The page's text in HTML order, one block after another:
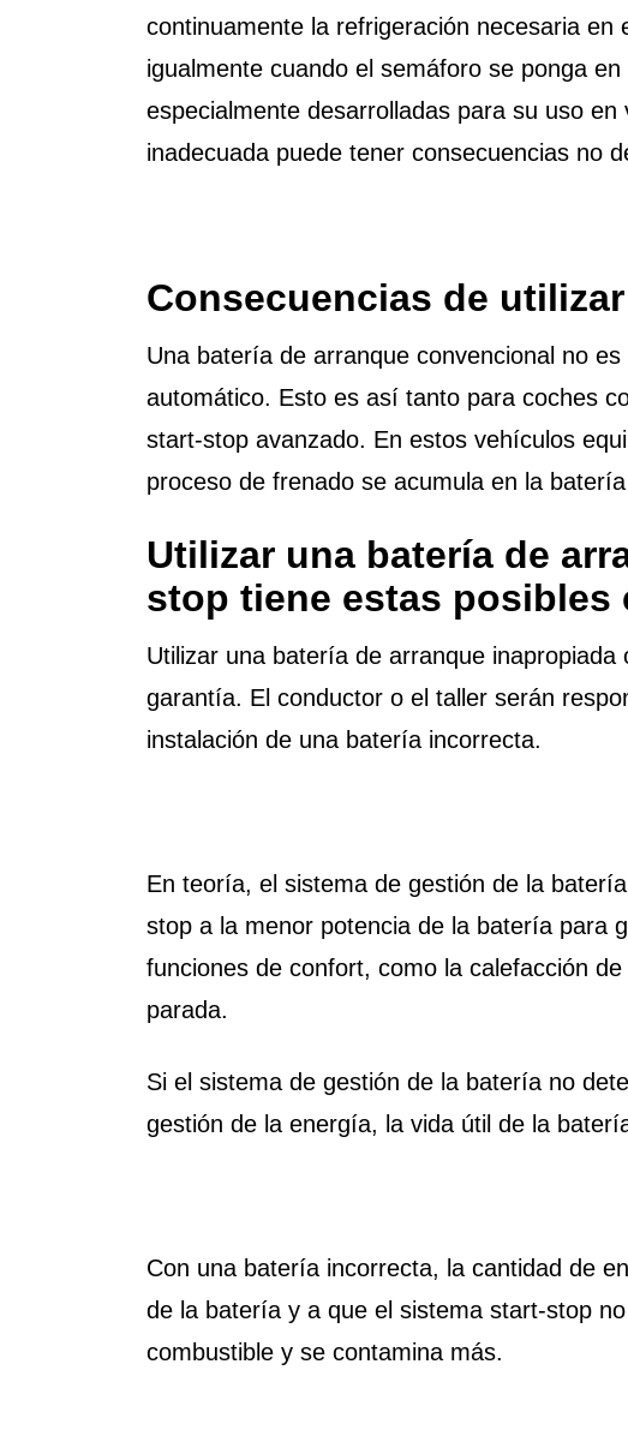
continuamente la refrigeración necesaria
igualmente cuando el semáforo se ponga
especialmente desarrolladas para su uso
inadecuada puede tener consecuencias no
Consecuencias de
Una batería de arranque convencional no
automático. Esto es así tanto para coches
start-stop avanzado. En estos vehículos
proceso de frenado se acumula en la
Utilizar una batería de
stop tiene estas posibles
Utilizar una batería de arranque
garantía. El conductor o el taller serán
instalación de una batería incorrecta.
En teoría, el sistema de gestión de la
stop a la menor potencia de la batería para
funciones de confort, como la calefacción
parada.
Si el sistema de gestión de la batería no
gestión de la energía, la vida útil de la
Con una batería incorrecta, la cantidad de
de la batería y a que el sistema start-stop
combustible y se contamina más.